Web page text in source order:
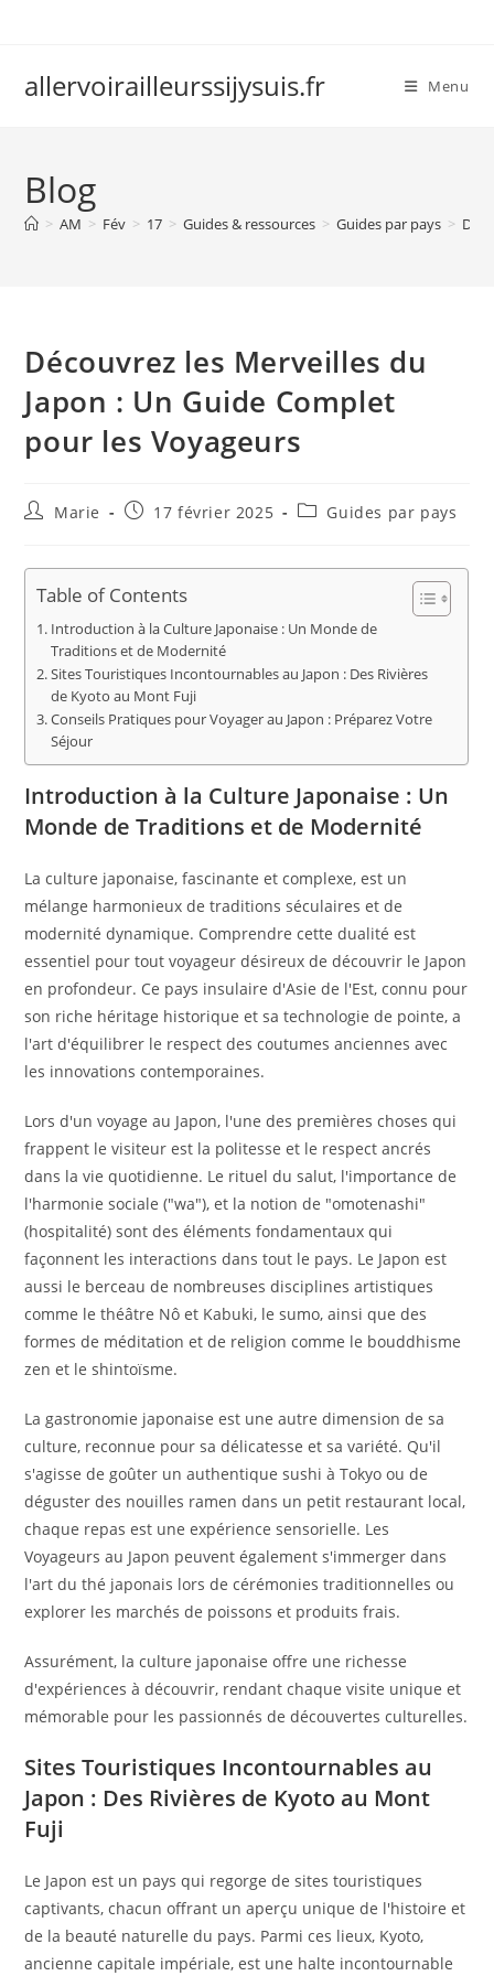
allervoirailleurssijysuis.fr Menu
Blog
> AM > Fév > 17 > Guides & ressources > Guides par pays >
Découvrez les Merveilles du
Japon : Un Guide Complet
pour les Voyageurs
Auteur/autrice
publication :
Marie
Publication
17 février 2025
PostGuides par pays
Table of Contents
Introduction à la Culture Japonaise : Un Monde de
Traditions et de Modernité
Sites Touristiques Incontournables au Japon : Des Rivières
de Kyoto au Mont Fuji
Conseils Pratiques pour Voyager au Japon : Préparez Votre
Séjour
Introduction à la Culture Japonaise : Un
Monde de Traditions et de Modernité
La culture japonaise, fascinante et complexe, est un
mélange harmonieux de traditions séculaires et de
modernité dynamique. Comprendre cette dualité est
essentiel pour tout voyageur désireux de découvrir le Japon
en profondeur. Ce pays insulaire d'Asie de l'Est, connu pour
son riche héritage historique et sa technologie de pointe, a
l'art d'équilibrer le respect des coutumes anciennes avec
les innovations contemporaines.
Lors d'un voyage au Japon, l'une des premières choses qui
frappent le visiteur est la politesse et le respect ancrés
dans la vie quotidienne. Le rituel du salut, l'importance de
l'harmonie sociale ("wa"), et la notion de "omotenashi"
(hospitalité) sont des éléments fondamentaux qui
façonnent les interactions dans tout le pays. Le Japon est
aussi le berceau de nombreuses disciplines artistiques
comme le théâtre Nô et Kabuki, le sumo, ainsi que des
formes de méditation et de religion comme le bouddhisme
zen et le shintoïsme.
La gastronomie japonaise est une autre dimension de sa
culture, reconnue pour sa délicatesse et sa variété. Qu'il
s'agisse de goûter un authentique sushi à Tokyo ou de
déguster des nouilles ramen dans un petit restaurant local,
chaque repas est une expérience sensorielle. Les
Voyageurs au Japon peuvent également s'immerger dans
l'art du thé japonais lors de cérémonies traditionnelles ou
explorer les marchés de poissons et produits frais.
Assurément, la culture japonaise offre une richesse
d'expériences à découvrir, rendant chaque visite unique et
mémorable pour les passionnés de découvertes culturelles.
Sites Touristiques Incontournables au
Japon : Des Rivières de Kyoto au Mont
Fuji
Le Japon est un pays qui regorge de sites touristiques
captivants, chacun offrant un aperçu unique de l'histoire et
de la beauté naturelle du pays. Parmi ces lieux, Kyoto,
ancienne capitale impériale, est une halte incontournable